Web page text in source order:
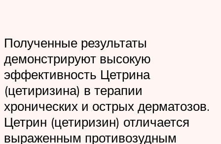
Полученные результаты
демонстрируют высокую
эффективность Цетрина
(цетиризина) в терапии
хронических и острых дерматозов.
Цетрин (цетиризин) отличается
выраженным противозудным